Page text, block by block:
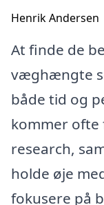
Henrik Andersen
At finde de
væghængte
både tid og
kommer ofte
research,
holde øje
fokusere på